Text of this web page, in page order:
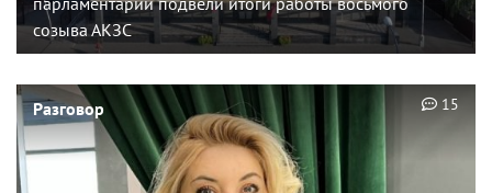
созыва АКЗС
Разговор 15